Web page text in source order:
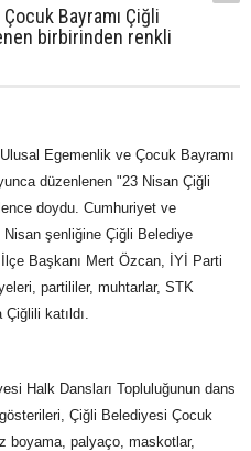
Bayramı Çiğli
birbirinden renkli
Egemenlik ve Çocuk Bayramı
düzenlenen "23 Nisan Çiğli
doydu. Cumhuriyet ve
Nisan şenliğine Çiğli Belediye
Başkanı Mert Özcan, İYİ Parti
partililer, muhtarlar, STK
katıldı.
Halk Dansları Topluluğunun dans
Çiğli Belediyesi Çocuk
boyama, palyaço, maskotlar,